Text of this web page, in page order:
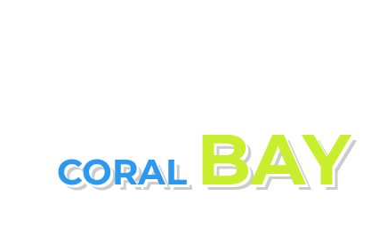
CORAL BAY